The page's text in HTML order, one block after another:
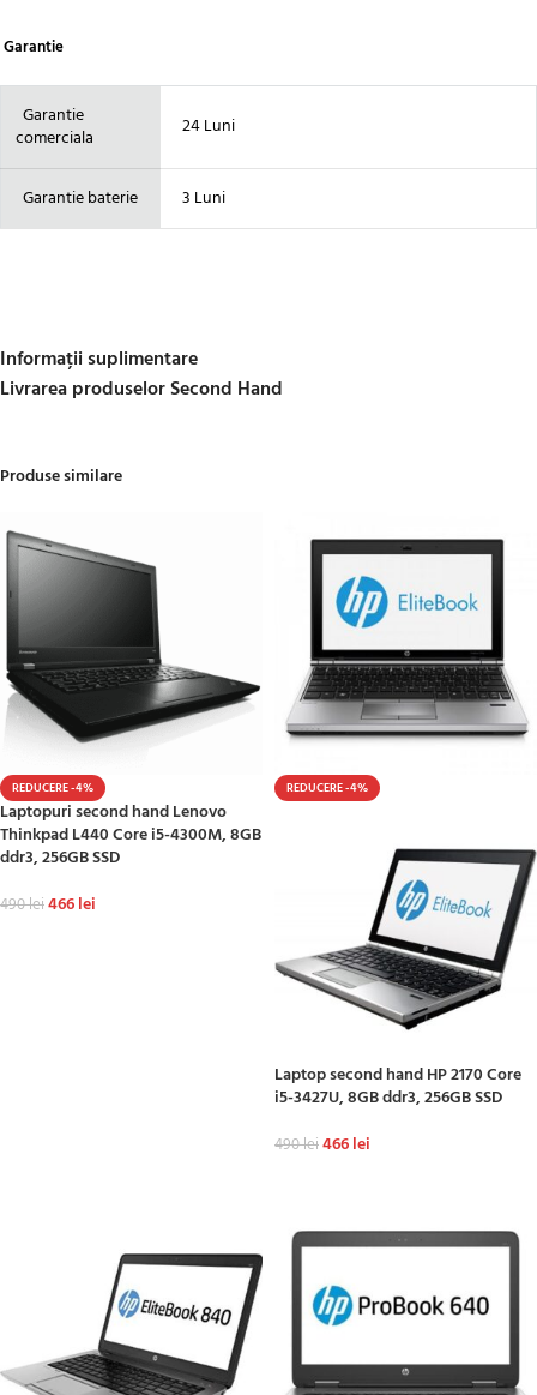
Garantie
Garantie
comerciala
24 Luni
Garantie baterie 3 Luni
Informații suplimentare
Livrarea produselor Second Hand
Produse similare
REDUCERE -4%
Laptopuri second hand Lenovo
Thinkpad L440 Core i5-4300M, 8GB
ddr3, 256GB SSD
490lei466lei
REDUCERE -4%
Laptop second hand HP 2170 Core
i5-3427U, 8GB ddr3, 256GB SSD
490lei466lei